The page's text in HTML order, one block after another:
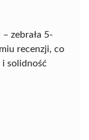
zebrała 5-
recenzji, co
solidność